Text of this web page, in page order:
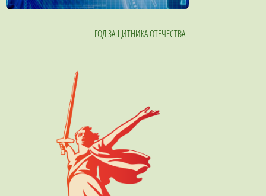
ГОД ЗАЩИТНИКА ОТЕЧЕСТВА